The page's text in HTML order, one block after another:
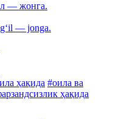
— жонга.
— jonga.
ҳақида #оила ва
ҳақида